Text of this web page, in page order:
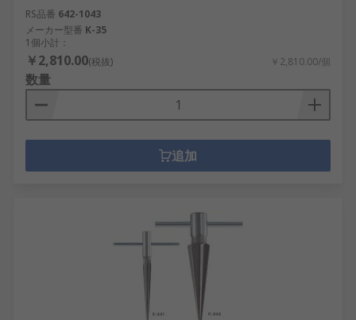
RS品番 642-1043
メーカー型番 K-35
1個小計：
￥2,810.00(税抜) ￥2,810.00/個
数量
追加